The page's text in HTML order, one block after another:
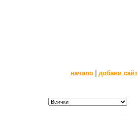
начало добави сайт